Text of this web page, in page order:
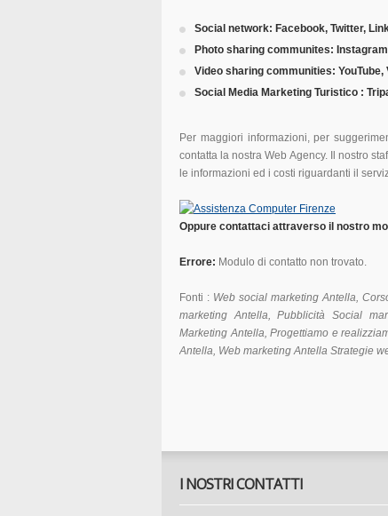
Social network: Facebook, Twitter,
Photo sharing communites:
Video sharing communities: YouTube,
Social Media Marketing Turistico :
Per maggiori informazioni, per
contatta la nostra Web Agency.
Il nostro
le informazioni ed i costi riguardanti il
Oppure contattaci attraverso il nostro
Errore: Modulo di contatto non trovato.
Fonti : Web social marketing Antella,
marketing Antella, Pubblicità Social
Marketing Antella, Progettiamo e
Antella, Web marketing Antella Strategie
I NOSTRI CONTATTI